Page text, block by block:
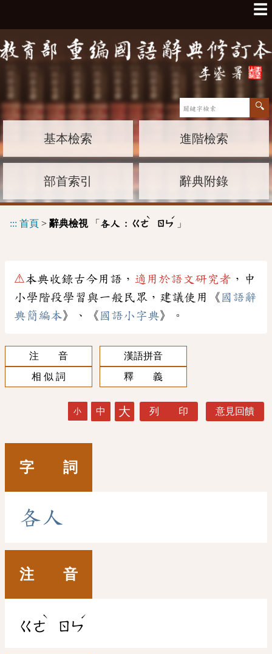
☰
基本檢索 進階檢索
部首索引 辭典附錄
::: 首頁 > 辭典檢視「 各人 : ㄍㄜ
ˋ
ㄖㄣ
ˊ
」
⚠本典收錄古今用語， 適用於語文研究者 ，中
小學階段學習與一般民眾，建議使用《 國語辭
典簡編本》、《 國語小字典》。
注 音
漢語拼音
相 似 詞
釋 義
小 中 大 列 印 意見回饋
字 詞
各人
注 音
ㄍㄜ
ˋ
ㄖㄣ
ˊ